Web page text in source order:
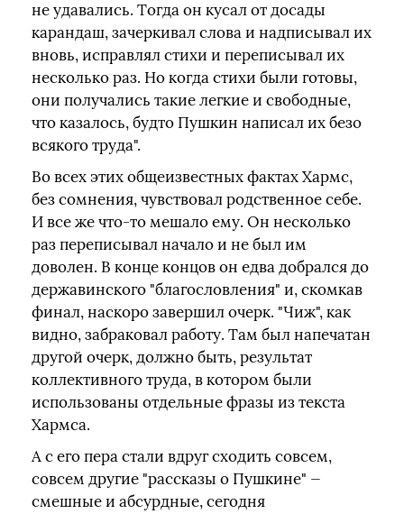
не удавались. Тогда он кусал от досады
карандаш, зачеркивал слова и надписывал их
вновь, исправлял стихи и переписывал их
несколько раз. Но когда стихи были готовы,
они получались такие легкие и свободные,
что казалось, будто Пушкин написал их безо
всякого труда".
Во всех этих общеизвестных фактах Хармс,
без сомнения, чувствовал родственное себе.
И все же что-то мешало ему. Он несколько
раз переписывал начало и не был им
доволен. В конце концов он едва добрался до
державинского "благословления" и, скомкав
финал, наскоро завершил очерк. "Чиж", как
видно, забраковал работу. Там был напечатан
другой очерк, должно быть, результат
коллективного труда, в котором были
использованы отдельные фразы из текста
Хармса.
А с его пера стали вдруг сходить совсем,
совсем другие "рассказы о Пушкине" —
смешные и абсурдные, сегодня